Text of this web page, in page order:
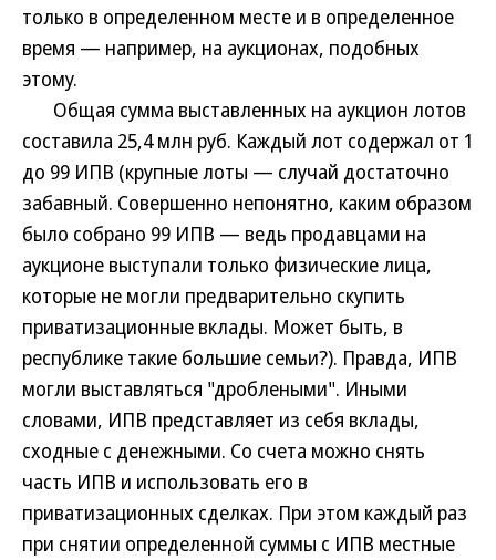
только в определенном месте и в определенное
время — например, на аукционах, подобных
этому.
Общая сумма выставленных на аукцион лотов
составила 25,4 млн руб. Каждый лот содержал от 1
до 99 ИПВ (крупные лоты — случай достаточно
забавный. Совершенно непонятно, каким образом
было собрано 99 ИПВ — ведь продавцами на
аукционе выступали только физические лица,
которые не могли предварительно скупить
приватизационные вклады. Может быть, в
республике такие большие семьи?). Правда, ИПВ
могли выставляться "дроблеными". Иными
словами, ИПВ представляет из себя вклады,
сходные с денежными. Со счета можно снять
часть ИПВ и использовать его в
приватизационных сделках. При этом каждый раз
при снятии определенной суммы с ИПВ местные